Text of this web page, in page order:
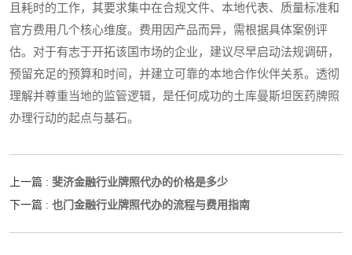
且耗时的工作，其要求集中在合规文件、本地代表、质量标准和
官方费用几个核心维度。费用因产品而异，需根据具体案例评
估。对于有志于开拓该国市场的企业，建议尽早启动法规调研，
预留充足的预算和时间，并建立可靠的本地合作伙伴关系。透彻
理解并尊重当地的监管逻辑，是任何成功的土库曼斯坦医药牌照
办理行动的起点与基石。
上一篇 : 斐济金融行业牌照代办的价格是多少
下一篇 : 也门金融行业牌照代办的流程与费用指南